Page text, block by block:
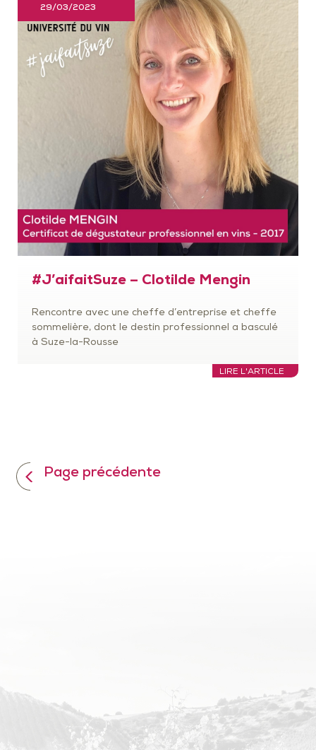
29/03/2023
#J’aifaitSuze – Clotilde Mengin
Rencontre avec une cheffe d’entreprise et cheffe
sommelière, dont le destin professionnel a basculé
à Suze-la-Rousse
LIRE L'ARTICLE
Page précédente